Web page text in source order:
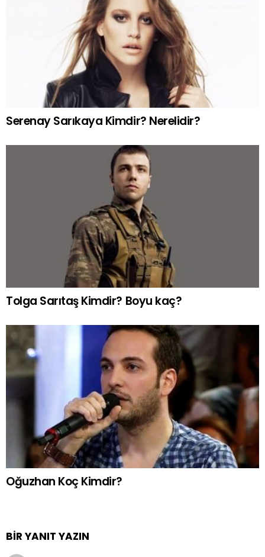
Serenay Sarıkaya Kimdir? Nerelidir?
Tolga Sarıtaş Kimdir? Boyu kaç?
Oğuzhan Koç Kimdir?
BIR YANIT YAZIN